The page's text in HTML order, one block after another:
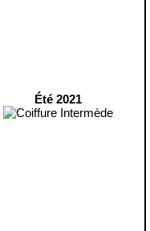
Été 2021